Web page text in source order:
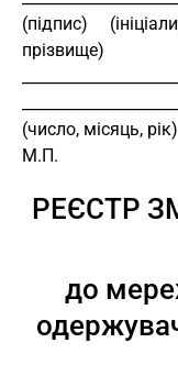
(підпис)
прізвище)
(число, місяць,
М.П.
РЕЄСТР
до